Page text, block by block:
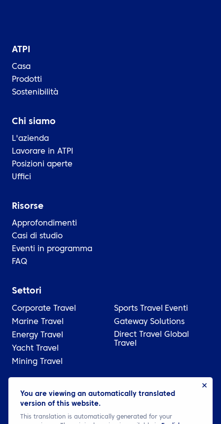
You are viewing an automatically translated
version of this website.
This translation is automatically generated for your
ATPI
Casa
Prodotti
Sostenibilità
Chi siamo
L'azienda
Lavorare in ATPI
Posizioni aperte
Uffici
Risorse
Approfondimenti
Casi di studio
Eventi in programma
FAQ
Settori
Corporate Travel
Marine Travel
Energy Travel
Yacht Travel
Mining Travel
Sports Travel
Eventi
Gateway Solutions
Direct Travel Global
Travel
© 2026 ATPI
Legale
Informativa sulla privacy